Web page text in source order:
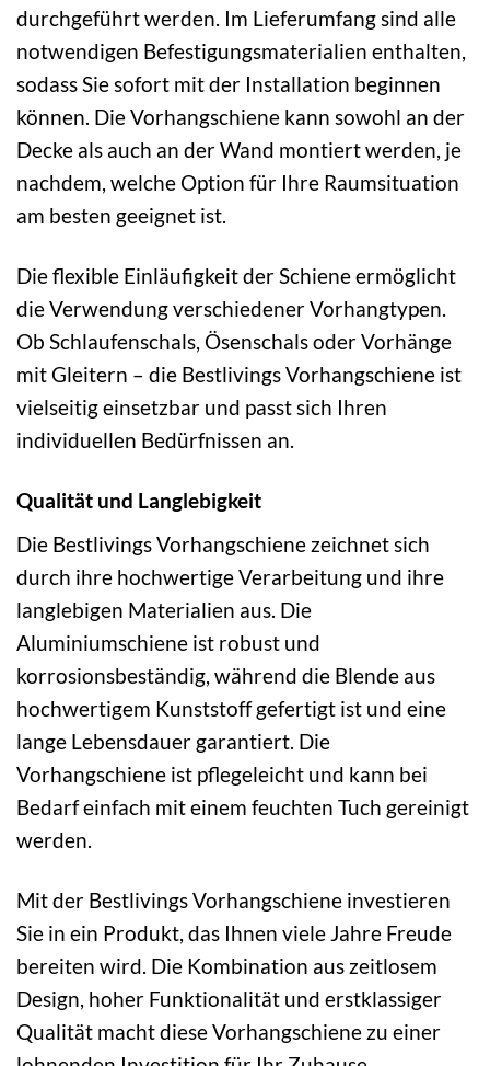
durchgeführt werden. Im Lieferumfang sind alle
notwendigen Befestigungsmaterialien enthalten,
sodass Sie sofort mit der Installation beginnen
können. Die Vorhangschiene kann sowohl an der
Decke als auch an der Wand montiert werden, je
nachdem, welche Option für Ihre Raumsituation
am besten geeignet ist.
Die flexible Einläufigkeit der Schiene ermöglicht
die Verwendung verschiedener Vorhangtypen.
Ob Schlaufenschals, Ösenschals oder Vorhänge
mit Gleitern – die Bestlivings Vorhangschiene ist
vielseitig einsetzbar und passt sich Ihren
individuellen Bedürfnissen an.
Qualität und Langlebigkeit
Die Bestlivings Vorhangschiene zeichnet sich
durch ihre hochwertige Verarbeitung und ihre
langlebigen Materialien aus. Die
Aluminiumschiene ist robust und
korrosionsbeständig, während die Blende aus
hochwertigem Kunststoff gefertigt ist und eine
lange Lebensdauer garantiert. Die
Vorhangschiene ist pflegeleicht und kann bei
Bedarf einfach mit einem feuchten Tuch gereinigt
werden.
Mit der Bestlivings Vorhangschiene investieren
Sie in ein Produkt, das Ihnen viele Jahre Freude
bereiten wird. Die Kombination aus zeitlosem
Design, hoher Funktionalität und erstklassiger
Qualität macht diese Vorhangschiene zu einer